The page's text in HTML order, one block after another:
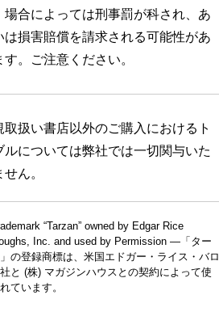
場合によっては刑事罰が科され、あ
は損害賠償を請求される可能性があ
す。ご注意ください。
取扱い書店以外のご購入におけるト
ルについては弊社では一切関与いた
せん。
“Tarzan” owned by Edgar Rice
Inc. and used by Permission —「ター
の登録商標は、米国エドガー・ライス・バロ
と (株) マガジンハウスとの契約によって使
ています。